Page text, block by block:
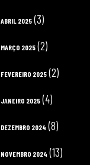
ABRIL 2025 (3)
MARÇO 2025 (2)
FEVEREIRO 2025 (2)
JANEIRO 2025 (4)
DEZEMBRO 2024 (8)
NOVEMBRO 2024 (13)